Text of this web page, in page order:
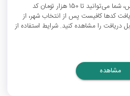
در جشنواره لاکی باکس زودکس، شما می‌توانید تا 150 هزار تومان کد
کدها کافیست پس از انتخاب شهر، از
دریافت را مشاهده کنید. شرایط استفاده از
مشاهده